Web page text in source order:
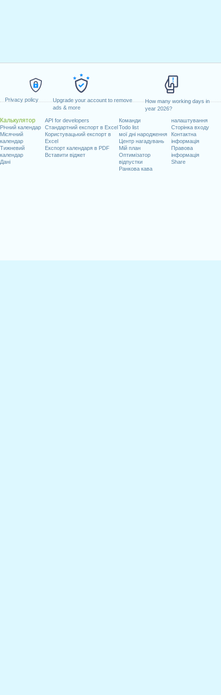
Privacy policy
Upgrade your account to remove
ads & more
How many working days in
year 2026?
Калькулятор
Річний календар
Місячний
календар
Тижневий
календар
Дані
API for developers
Стандартний експорт в Excel
Користувацький експорт в
Excel
Експорт календаря в PDF
Вставити віджет
Команди
Todo list
мої дні народження
Центр нагадувань
Мій план
Оптимізатор
відпустки
Ранкова кава
налаштування
Сторінка входу
Контактна
інформація
Правова
інформація
Share